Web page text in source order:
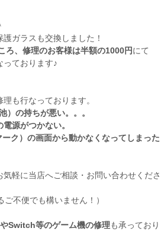
ガラスも交換しました！
ろ、修理のお客様は半額の1000円 にて
っております♪
も行なっております。
）の持ちが悪い。。。
源がつかない。
ク）の画面から動かなくなってしまった
気軽に当店へご相談・お問い合わせくださ
ご不便でも構いません！）
Switch等のゲーム機の修理も承っており